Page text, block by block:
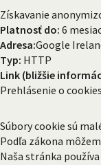
Získavanie
Platnosť do: 6
Adresa:Google
Typ: HTTP
Link (bližšie
Prehlásenie o
Súbory cookie sú
Podľa zákona
Naša stránka